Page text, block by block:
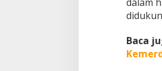
Baca